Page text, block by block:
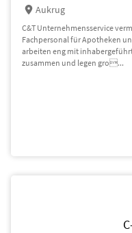
Aukrug
C&T Unternehmensservice
Fachpersonal für Apotheken
arbeiten eng mit
zusammen und legen gro...